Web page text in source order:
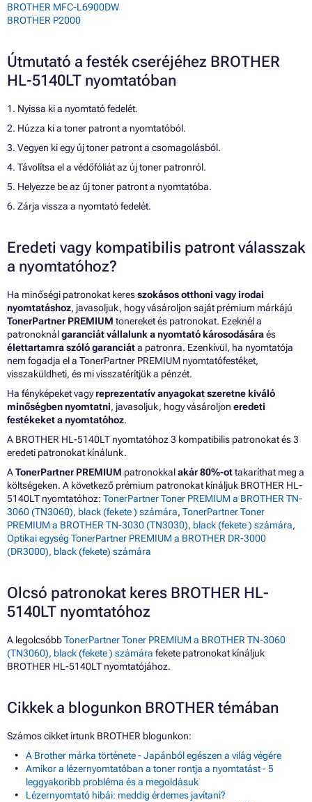
BROTHER MFC-L6900DW
BROTHER P2000
Útmutató a festék cseréjéhez BROTHER
HL-5140LT nyomtatóban
1. Nyissa ki a nyomtató fedelét.
2. Húzza ki a toner patront a nyomtatóból.
3. Vegyen ki egy új toner patront a csomagolásból.
4. Távolítsa el a védőfóliát az új toner patronról.
5. Helyezze be az új toner patront a nyomtatóba.
6. Zárja vissza a nyomtató fedelét.
Eredeti vagy kompatibilis patront válasszak
a nyomtatóhoz?
Ha minőségi patronokat keresszokásos otthoni vagy irodai
nyomtatáshoz, javasoljuk, hogy vásároljon saját prémium márkájú
TonerPartner PREMIUM tonereket és patronokat. Ezeknél a
patronoknálgaranciát vállalunk a nyomtató károsodásáraés
élettartamra szóló garanciáta patronra. Ezenkívül, ha nyomtatója
nem fogadja el a TonerPartner PREMIUM nyomtatófestéket,
visszaküldheti, és mi visszatérítjük a pénzét.
Ha fényképeket vagyreprezentatív anyagokat szeretne kiváló
minőségben nyomtatni, javasoljuk, hogy vásároljon eredeti
festékeket a nyomtatóhoz.
A BROTHER HL-5140LT nyomtatóhoz 3 kompatibilis patronokat és 3
eredeti patronokat kínálunk.
ATonerPartner PREMIUM patronokkalakár 80%-ottakaríthat meg a
költségeken. A következő prémium patronokat kínáljuk BROTHER HL-
5140LT nyomtatóhoz: TonerPartner Toner PREMIUM a BROTHER TN-
3060 (TN3060), black (fekete ) számára, TonerPartner Toner
PREMIUM a BROTHER TN-3030 (TN3030), black (fekete ) számára,
Optikai egység TonerPartner PREMIUM a BROTHER DR-3000
(DR3000), black (fekete) számára
Olcsó patronokat keres BROTHER HL-
5140LT nyomtatóhoz
A legolcsóbbTonerPartner Toner PREMIUM a BROTHER TN-3060
(TN3060), black (fekete ) számára fekete patronokat kínáljuk
BROTHER HL-5140LT nyomtatójához.
Cikkek a blogunkon BROTHER témában
Számos cikket írtunk BROTHER blogunkon:
A Brother márka története - Japánból egészen a világ végére
Amikor a lézernyomtatóban a toner rontja a nyomtatást - 5
leggyakoribb probléma és a megoldásuk
Lézernyomtató hibái: meddig érdemes javítani?